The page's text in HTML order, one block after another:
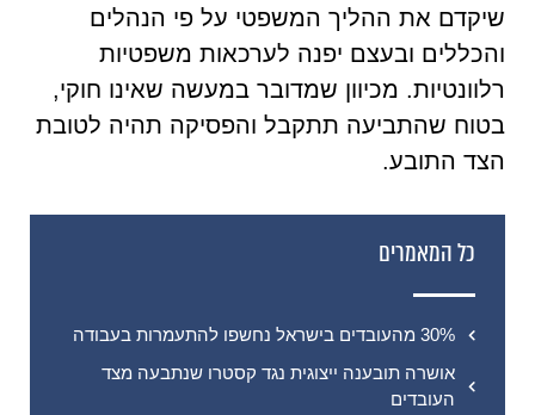
כל המאמרים
30% מהעובדים בישראל נחשפו להתעמרות בעבודה
אושרה תובענה ייצוגית נגד קסטרו שנתבעה מצד
העובדים
שיקדם את ההליך המשפטי על פי הנהלים
והכללים ובעצם יפנה לערכאות משפטיות
רלוונטיות. מכיוון שמדובר במעשה שאינו חוקי,
בטוח שהתביעה תתקבל והפסיקה תהיה לטובת
הצד התובע.